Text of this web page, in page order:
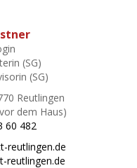
(SG)
(SG)
Reutlingen
dem Haus)
60 482
reutlingen.de
reutlingen.de